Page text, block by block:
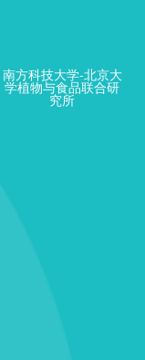
南方科技大学-北京大
学植物与食品联合研
究所